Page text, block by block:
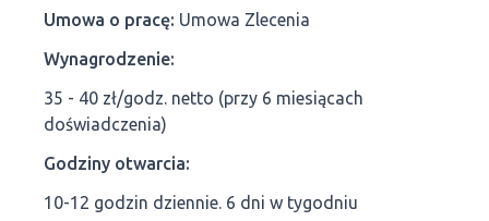
Umowa o pracę: Umowa Zlecenia
Wynagrodzenie:
35 - 40 zł/godz. netto (przy 6 miesiącach
doświadczenia)
Godziny otwarcia:
10-12 godzin dziennie. 6 dni w tygodniu